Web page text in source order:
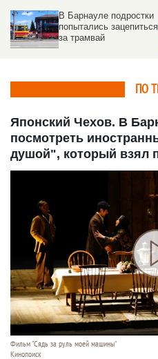
В Барнауле подростки
попытались зацепиться
за трамвай
ПО
Японский Чехов. В
посмотреть
душой", который взял
Фильм "Сядь за руль моей машины"
Кинопоиск